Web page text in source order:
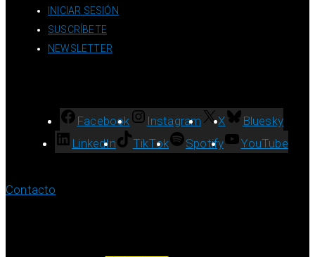
INICIAR SESIÓN
SUSCRÍBETE
NEWSLETTER
Facebook Instagram X
Bluesky
LinkedIn
TikTok Spotify YouTube
Contacto